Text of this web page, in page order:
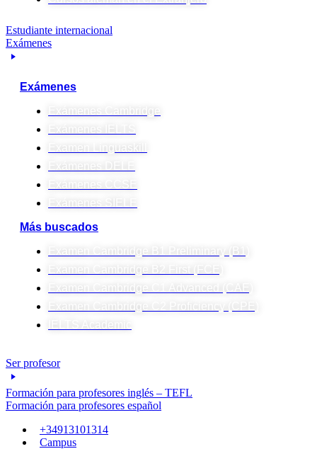
Estudiante internacional
Exámenes
Exámenes
Exámenes Cambridge
Exámenes IELTS
Examen Linguaskill
Exámenes DELE
Exámenes CCSE
Exámenes SIELE
Más buscados
Examen Cambridge B1 Preliminary (B1)
Examen Cambridge B2 First (FCE)
Examen Cambridge C1 Advanced (CAE)
Examen Cambridge C2 Proficiency (CPE)
IELTS Academic
Ser profesor
Formación para profesores inglés – TEFL
Formación para profesores español
+34913101314
Campus